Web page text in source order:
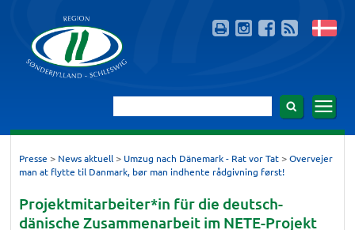
Presse > News aktuell > Umzug nach Dänemark - Rat vor Tat > Overvejer
man at flytte til Danmark, bør man indhente rådgivning først!
Projektmitarbeiter*in für die deutsch-
dänische Zusammenarbeit im NETE-Projekt